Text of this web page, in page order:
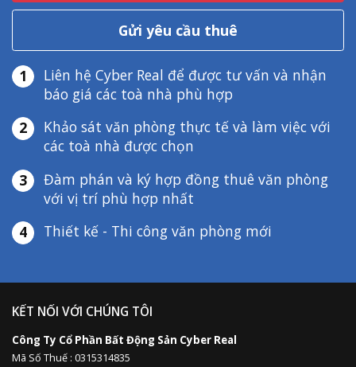
Gửi yêu cầu thuê
1
Liên hệ Cyber Real để được tư vấn và nhận
báo giá các toà nhà phù hợp
2
Khảo sát văn phòng thực tế và làm việc với
các toà nhà được chọn
3
Đàm phán và ký hợp đồng thuê văn phòng
với vị trí phù hợp nhất
4
Thiết kế - Thi công văn phòng mới
KẾT NỐI VỚI CHÚNG TÔI
Công Ty Cổ Phần Bất Động Sản Cyber Real
Mã Số Thuế : 0315314835